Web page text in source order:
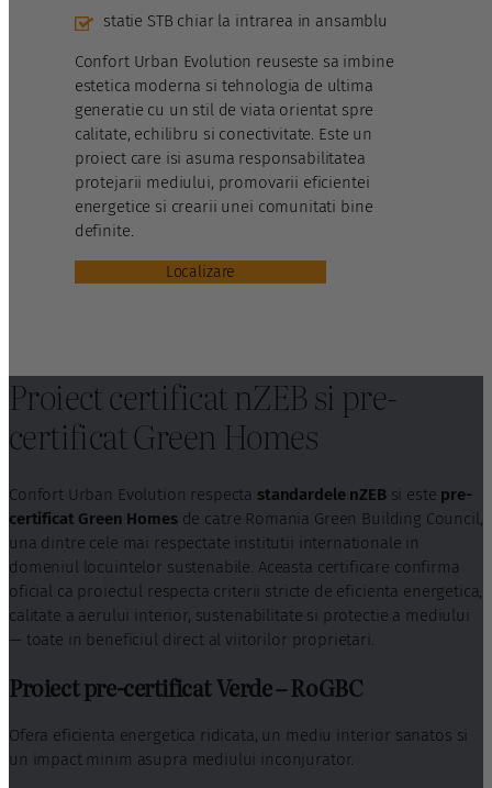
statie STB chiar la intrarea in ansamblu
Confort Urban Evolution reuseste sa imbine
estetica moderna si tehnologia de ultima
generatie cu un stil de viata orientat spre
calitate, echilibru si conectivitate. Este un
proiect care isi asuma responsabilitatea
protejarii mediului, promovarii eficientei
energetice si crearii unei comunitati bine
definite.
Localizare
Proiect certificat nZEB si pre-
certificat Green Homes
Confort Urban Evolution respecta standardele nZEBsi este pre-
certificat Green Homesde catre Romania Green Building Council,
una dintre cele mai respectate institutii internationale in
domeniul locuintelor sustenabile. Aceasta certificare confirma
oficial ca proiectul respecta criterii stricte de eficienta energetica,
calitate a aerului interior, sustenabilitate si protectie a mediului
— toate in beneficiul direct al viitorilor proprietari.
Proiect pre-certificat Verde – RoGBC
Ofera eficienta energetica ridicata, un mediu interior sanatos si
un impact minim asupra mediului inconjurator.